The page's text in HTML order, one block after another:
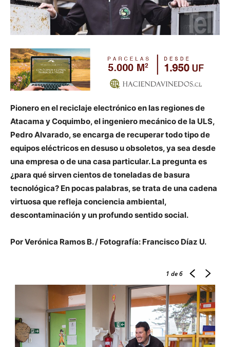
Pionero en el reciclaje electrónico en las regiones de
Atacama y Coquimbo, el ingeniero mecánico de la ULS,
Pedro Alvarado, se encarga de recuperar todo tipo de
equipos eléctricos en desuso u obsoletos, ya sea desde
una empresa o de una casa particular. La pregunta es
¿para qué sirven cientos de toneladas de basura
tecnológica? En pocas palabras, se trata de una cadena
virtuosa que refleja conciencia ambiental,
descontaminación y un profundo sentido social.
Por Verónica Ramos B. / Fotografía: Francisco Díaz U.
1 de 6